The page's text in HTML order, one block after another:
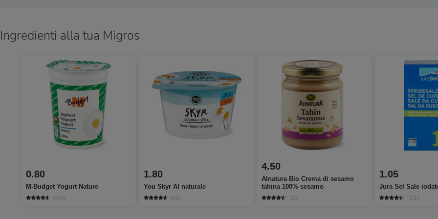
Ingredienti alla tua Migros
0.80
M-Budget Yogurt Nature
1989
1.80
You Skyr Al naturale
646
4.50
Alnatura Bio Crema di sesamo
tahina 100% sesamo
129
1.05
Jura Sel Sale
1235